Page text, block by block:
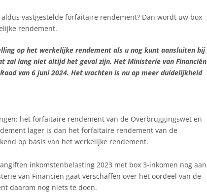
vastgestelde forfaitaire rendement? Dan wordt uw box
rendement.
op het werkelijke rendement als u nog kunt aansluiten bij
zal lang niet altijd het geval zijn. Het Ministerie van Financiën
van 6 juni 2024. Het wachten is nu op meer duidelijkheid
het forfaitaire rendement van de Overbruggingswet en
lager is dan het forfaitaire rendement van de
op basis van het werkelijke rendement.
inkomstenbelasting 2023 met box 3-inkomen nog aan
van Financiën gaat verschaffen over het oordeel van de
daarom nog niets te doen.